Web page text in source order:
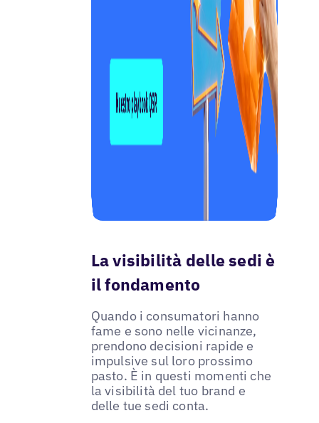
La visibilità delle sedi è
il fondamento
Quando i consumatori hanno
fame e sono nelle vicinanze,
prendono decisioni rapide e
impulsive sul loro prossimo
pasto. È in questi momenti che
la visibilità del tuo brand e
delle tue sedi conta.